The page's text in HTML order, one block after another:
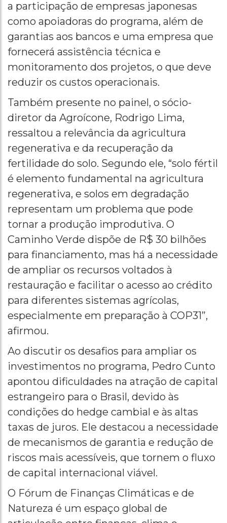
a participação de empresas japonesas
como apoiadoras do programa, além de
garantias aos bancos e uma empresa que
fornecerá assistência técnica e
monitoramento dos projetos, o que deve
reduzir os custos operacionais.
Também presente no painel, o sócio-
diretor da Agroícone, Rodrigo Lima,
ressaltou a relevância da agricultura
regenerativa e da recuperação da
fertilidade do solo. Segundo ele, “solo fértil
é elemento fundamental na agricultura
regenerativa, e solos em degradação
representam um problema que pode
tornar a produção improdutiva. O
Caminho Verde dispõe de R$ 30 bilhões
para financiamento, mas há a necessidade
de ampliar os recursos voltados à
restauração e facilitar o acesso ao crédito
para diferentes sistemas agrícolas,
especialmente em preparação à COP31”,
afirmou.
Ao discutir os desafios para ampliar os
investimentos no programa, Pedro Cunto
apontou dificuldades na atração de capital
estrangeiro para o Brasil, devido às
condições do hedge cambial e às altas
taxas de juros. Ele destacou a necessidade
de mecanismos de garantia e redução de
riscos mais acessíveis, que tornem o fluxo
de capital internacional viável.
O Fórum de Finanças Climáticas e de
Natureza é um espaço global de